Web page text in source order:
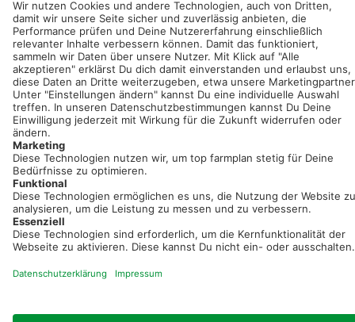
Neue Features, spannende Tipps und hilfreiche Anleitungen!
Registriere dich kostenlos!
einfach und bequem!
Kostenlos registrieren & sofort starten